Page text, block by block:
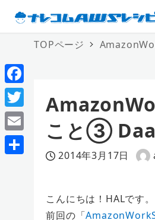
TOPページ
こと③
投稿日
2014年3月17日
著
こんにちは！HALです。
前回の「
F
a
c
e
T
w
i
E